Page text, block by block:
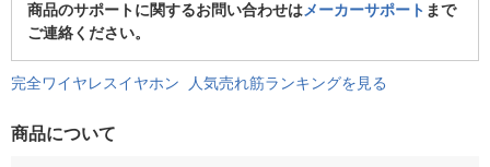
商品のサポートに関するお問い合わせはメーカーサポート まで
ご連絡ください。
完全ワイヤレスイヤホン 人気売れ筋ランキングを見る
商品について